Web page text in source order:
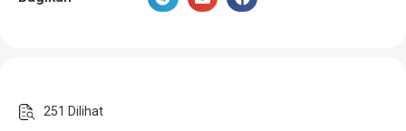
251 Dilihat